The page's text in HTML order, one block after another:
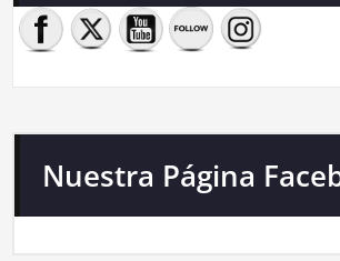
Nuestra Página